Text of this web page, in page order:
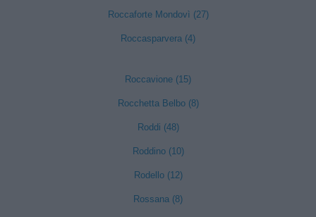
Roccaforte Mondovì (27)
Roccasparvera (4)
Roccavione (15)
Rocchetta Belbo (8)
Roddi (48)
Roddino (10)
Rodello (12)
Rossana (8)